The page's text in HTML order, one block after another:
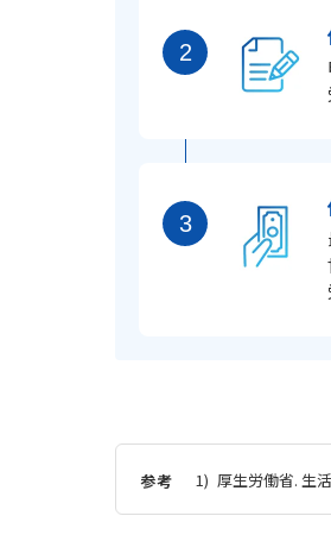
参考 1) 厚生労働省. 生